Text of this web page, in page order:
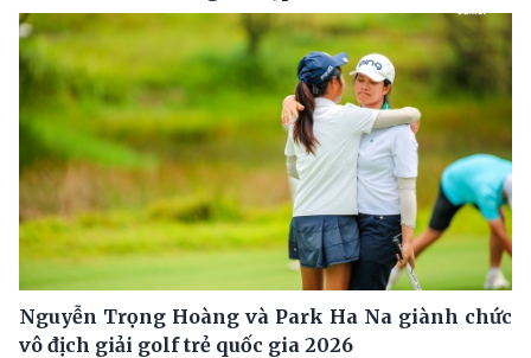
Nguyễn Trọng Hoàng và Park Ha Na giành chức
vô địch giải golf trẻ quốc gia 2026